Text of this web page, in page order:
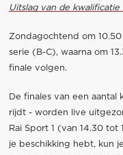
Uitslag van de kwalificatie
Zondagochtend om
serie (B-C), waarna om
finale volgen.
De finales van een aantal
rijdt - worden live
Rai Sport 1 (van 14.30
je beschikking hebt, kun